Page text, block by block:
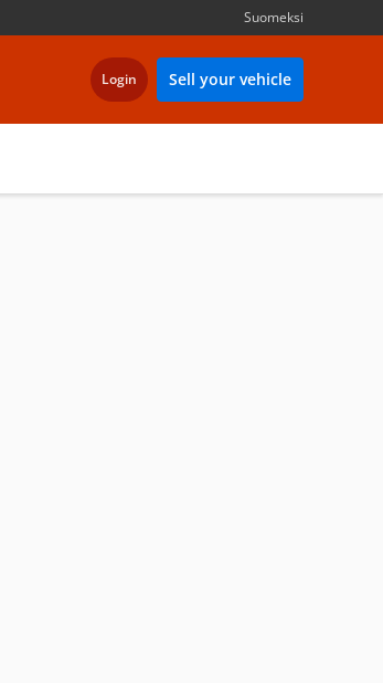
Suomeksi
Login Sell your vehicle